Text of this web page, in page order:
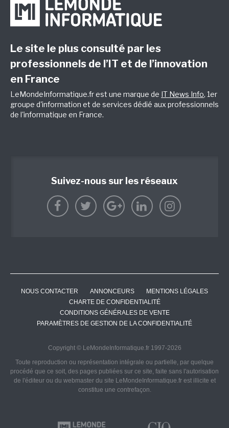
Le site le plus consulté par les
professionnels de l’IT et de l’innovation
en France
LeMondeInformatique.fr est une marque de IT News Info, 1er
groupe d'information et de services dédié aux professionnels
de l'informatique en France.
Suivez-nous sur les réseaux
NOUS CONTACTER ANNONCEURS
MENTIONS LÉGALES
CHARTE DE CONFIDENTIALITÉ
CONDITIONS GÉNÉRALES DE VENTE
PARAMÈTRES DE GESTION DE LA CONFIDENTIALITÉ
Copyright © LeMondeInformatique.fr 1997-2026
Toute reproduction ou représentation intégrale ou partielle, par quelque
procédé que ce soit, des pages publiées sur ce site, faite sans l'autorisation
de l'éditeur ou du webmaster du site LeMondeInformatique.fr est illicite et
constitue une contrefaçon.